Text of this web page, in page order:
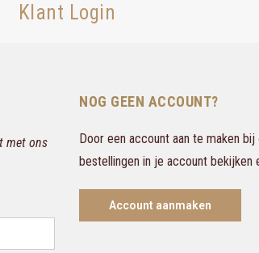
Klant Login
met ons
NOG GEEN ACCOUNT?
Door een account aan te maken
bestellingen in je account bekijken
Account aanmaken